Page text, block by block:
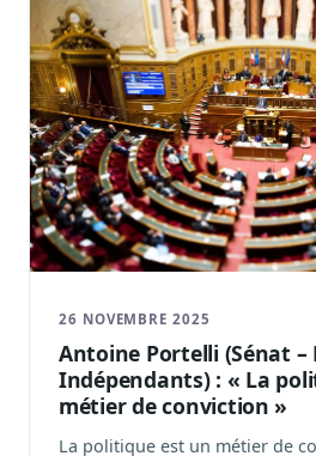
26 NOVEMBRE 2025
Antoine Portelli (Sénat –
Indépendants) : « La
métier de conviction »
La politique est un métier de